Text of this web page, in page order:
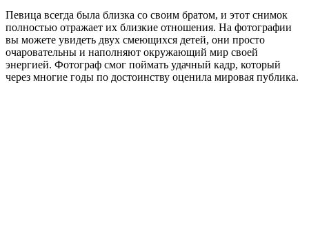
Певица всегда была близка со своим братом, и этот снимок
полностью отражает их близкие отношения. На фотографии
вы можете увидеть двух смеющихся детей, они просто
очаровательны и наполняют окружающий мир своей
энергией. Фотограф смог поймать удачный кадр, который
через многие годы по достоинству оценила мировая публика.